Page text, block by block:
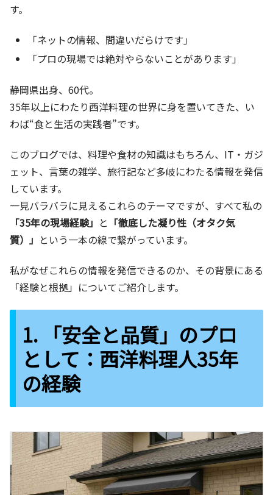
す。
「ネットの情報、間違いだらけです」
「プロの現場では絶対やらないことがあります」
静岡県出身、60代。
35年以上にわたり西洋料理の世界に身を置いてきた、い
わば“食と生活の実践者”です。
このブログでは、料理や食材の知識はもちろん、IT・ガジ
ェット、言葉の雑学、旅行記など多岐にわたる情報を発信
しています。
一見バラバラに見えるこれらのテーマですが、すべて私の
「35年の現場経験」 と 「徹底した凝り性（オタク気
質）」 という一本の線で繋がっています。
私がなぜこれらの情報を発信できるのか、その背景にある
「経験と根拠」についてご紹介します。
1. 「安全と品質」のプロ
として：西洋料理人35年
の経験